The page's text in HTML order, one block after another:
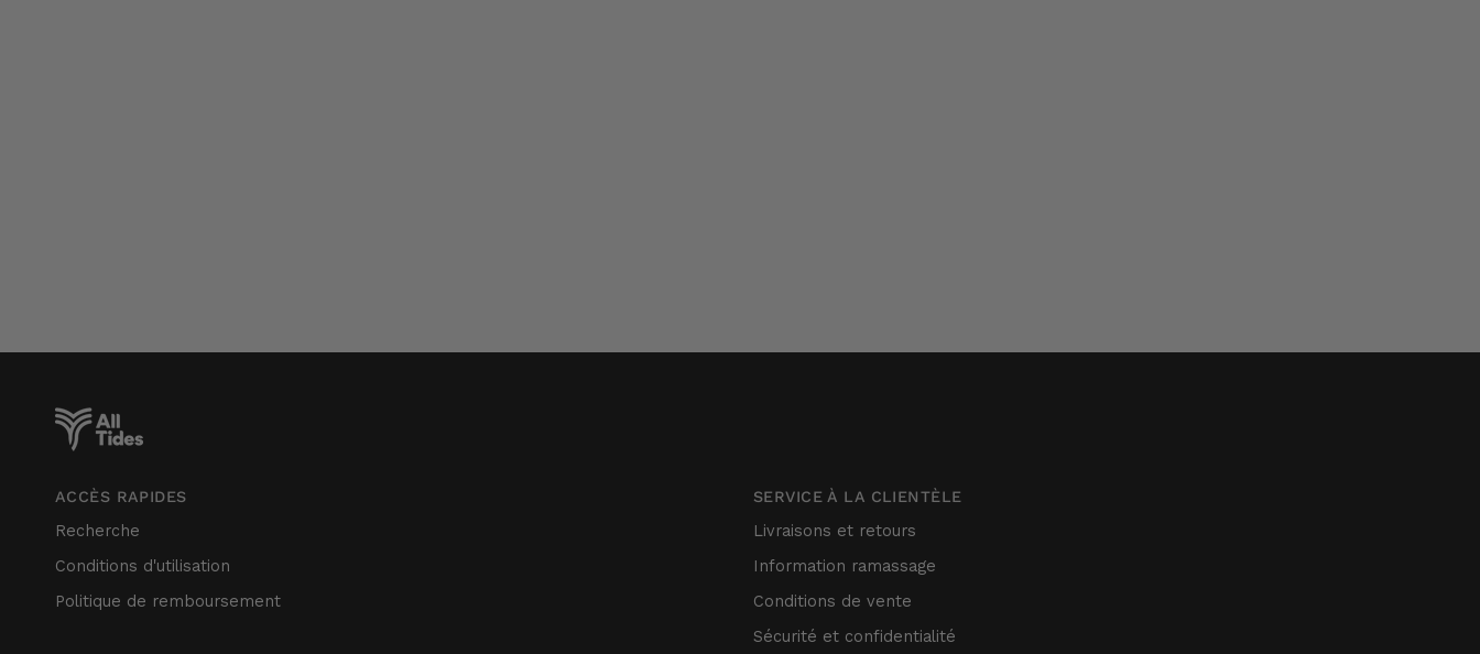
ACCÈS RAPIDES
Recherche
Conditions d'utilisation
Politique de remboursement
SERVICE À LA CLIENTÈLE
Livraisons et retours
Information ramassage
Conditions de vente
Sécurité et confidentialité